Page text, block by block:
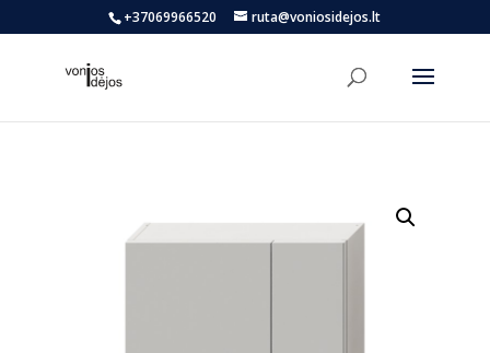
+37069966520 ruta@voniosidejos.lt